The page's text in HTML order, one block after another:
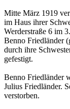
Mitte März 1919
im Haus ihrer
Werderstraße 6 im
Benno Friedländer
durch ihre
gefestigt.
Benno Friedländer
Julius Friedländer.
verstorben.